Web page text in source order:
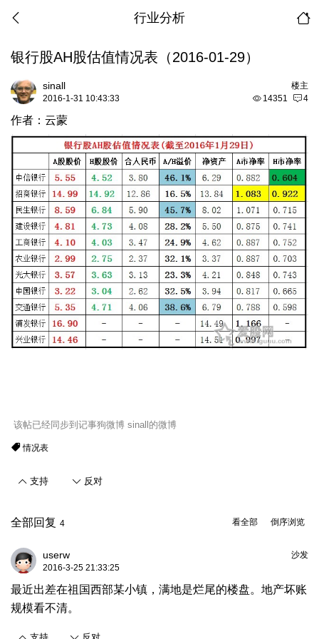
行业分析
银行股AH股估值情况表（2016-01-29）
楼主
sinall
14351 4
2016-1-31 10:43:33
作者：云蒙
该帖已经同步到记事狗微博 sinall的微博
情况表
支持 反对
倒序浏览
看全部
全部回复 4
沙发
userw
2016-3-25 21:33:25
最近出差在祖国西部某小镇，满地是烂尾的楼盘。地产坏账
规模看不清。